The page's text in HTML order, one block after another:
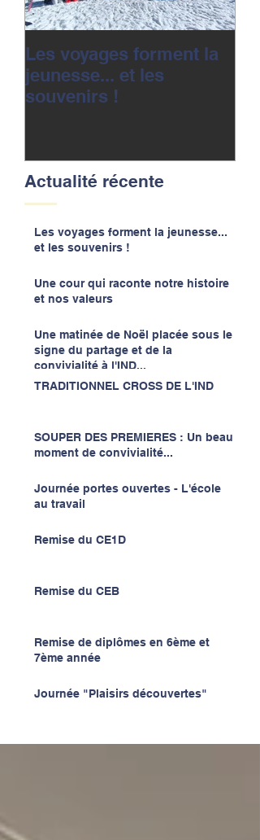
Les voyages forment la
jeunesse... et les
souvenirs !
Actualité récente
Les voyages forment la jeunesse...
et les souvenirs !
Une cour qui raconte notre histoire
et nos valeurs
Une matinée de Noël placée sous le
signe du partage et de la
convivialité à l'IND...
TRADITIONNEL CROSS DE L'IND
SOUPER DES PREMIERES : Un beau
moment de convivialité...
Journée portes ouvertes - L'école
au travail
Remise du CE1D
Remise du CEB
Remise de diplômes en 6ème et
7ème année
Journée "Plaisirs découvertes"